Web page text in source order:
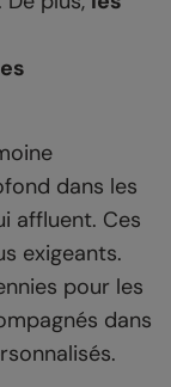
dans les
affluent. Ces
exigeants.
pour les
dans